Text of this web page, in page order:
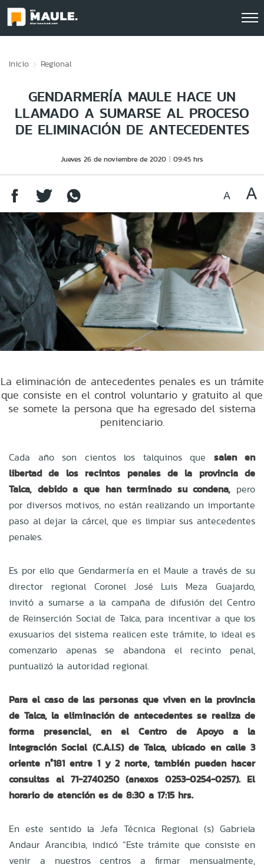
Inicio Regional
GENDARMERÍA MAULE HACE UN
LLAMADO A SUMARSE AL PROCESO
DE ELIMINACIÓN DE ANTECEDENTES
Jueves 26 de noviembre de 2020 09:45 hrs
La eliminación de antecedentes penales es un trámite
que consiste en el control voluntario y gratuito al que
se somete la persona que ha egresado del sistema
penitenciario.
Cada año son cientos los talquinos que salen en
libertad de los recintos penales de la provincia de
Talca, debido a que han terminado su condena, pero
por diversos motivos, no están realizando un importante
paso al dejar la cárcel, que es limpiar sus antecedentes
penales.
Es por ello que Gendarmería en el Maule a través de su
director regional Coronel José Luis Meza Guajardo,
invitó a sumarse a la campaña de difusión del Centro
de Reinserción Social de Talca, para incentivar a que los
exusuarios del sistema realicen este trámite, lo ideal es
comenzarlo apenas se abandona el recinto penal,
puntualizó la autoridad regional.
Para el caso de las personas que viven en la provincia
de Talca, la eliminación de antecedentes se realiza de
forma presencial, en el Centro de Apoyo a la
Integración Social (C.A.I.S) de Talca, ubicado en calle 3
oriente n°181 entre 1 y 2 norte, también pueden hacer
consultas al 71-2740250 (anexos 0253-0254-0257). El
horario de atención es de 8:30 a 17:15 hrs.
En este sentido la Jefa Técnica Regional (s) Gabriela
Andaur Arancibia, indicó “Este trámite que consiste en
venir a nuestros centros a firmar mensualmente,